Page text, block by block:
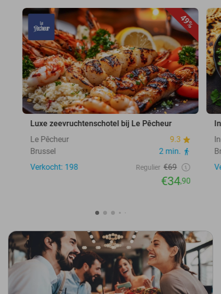
49%
Luxe zeevruchtenschotel bij Le Pêcheur
Le Pêcheur
9.3
Brussel
2 min.
Verkocht: 198
Regulier €69
€34,90